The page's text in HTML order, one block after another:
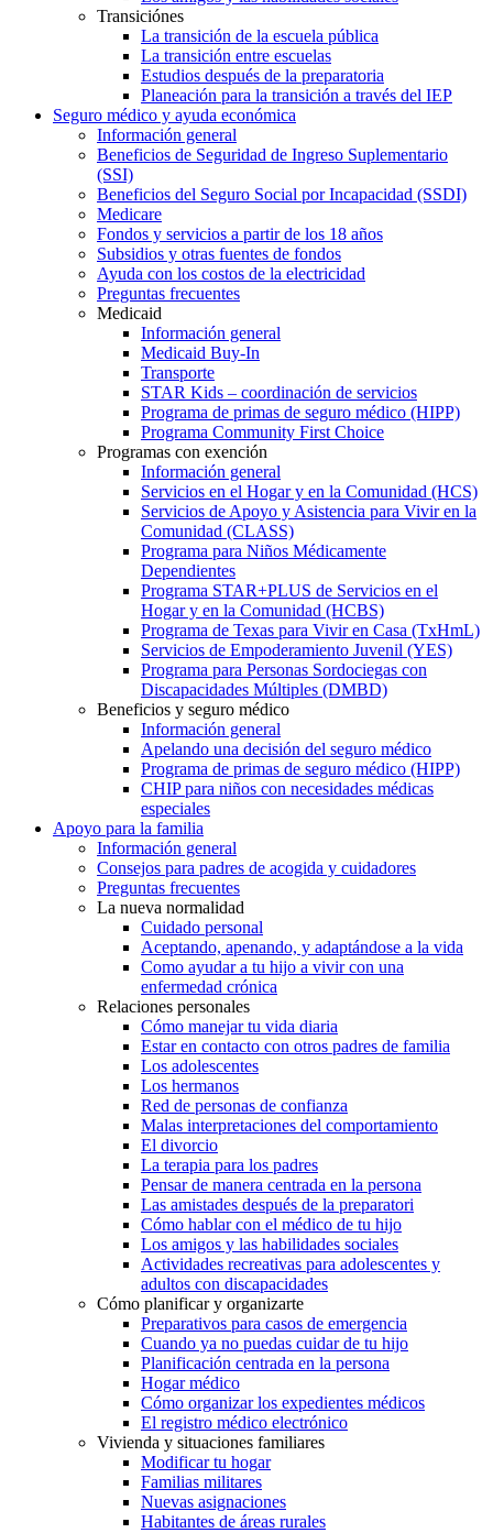
Transiciónes
La transición de la escuela pública
La transición entre escuelas
Estudios después de la preparatoria
Planeación para la transición a través del IEP
Seguro médico y ayuda económica
Información general
Beneficios de Seguridad de Ingreso Suplementario
(SSI)
Beneficios del Seguro Social por Incapacidad (SSDI)
Medicare
Fondos y servicios a partir de los 18 años
Subsidios y otras fuentes de fondos
Ayuda con los costos de la electricidad
Preguntas frecuentes
Medicaid
Información general
Medicaid Buy-In
Transporte
STAR Kids – coordinación de servicios
Programa de primas de seguro médico (HIPP)
Programa Community First Choice
Programas con exención
Información general
Servicios en el Hogar y en la Comunidad (HCS)
Servicios de Apoyo y Asistencia para Vivir en la
Comunidad (CLASS)
Programa para Niños Médicamente
Dependientes
Programa STAR+PLUS de Servicios en el
Hogar y en la Comunidad (HCBS)
Programa de Texas para Vivir en Casa (TxHmL)
Servicios de Empoderamiento Juvenil (YES)
Programa para Personas Sordociegas con
Discapacidades Múltiples (DMBD)
Beneficios y seguro médico
Información general
Apelando una decisión del seguro médico
Programa de primas de seguro médico (HIPP)
CHIP para niños con necesidades médicas
especiales
Apoyo para la familia
Información general
Consejos para padres de acogida y cuidadores
Preguntas frecuentes
La nueva normalidad
Cuidado personal
Aceptando, apenando, y adaptándose a la vida
Como ayudar a tu hijo a vivir con una
enfermedad crónica
Relaciones personales
Cómo manejar tu vida diaria
Estar en contacto con otros padres de familia
Los adolescentes
Los hermanos
Red de personas de confianza
Malas interpretaciones del comportamiento
El divorcio
La terapia para los padres
Pensar de manera centrada en la persona
Las amistades después de la preparatori
Cómo hablar con el médico de tu hijo
Los amigos y las habilidades sociales
Actividades recreativas para adolescentes y
adultos con discapacidades
Cómo planificar y organizarte
Preparativos para casos de emergencia
Cuando ya no puedas cuidar de tu hijo
Planificación centrada en la persona
Hogar médico
Cómo organizar los expedientes médicos
El registro médico electrónico
Vivienda y situaciones familiares
Modificar tu hogar
Familias militares
Nuevas asignaciones
Habitantes de áreas rurales